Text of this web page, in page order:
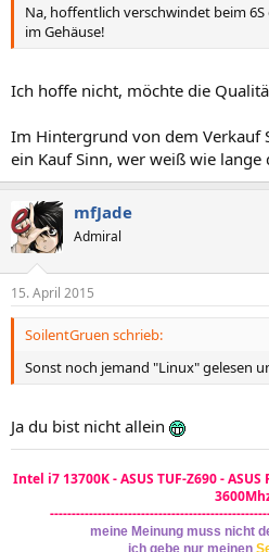
Na, hoffentlich verschwindet beim
im Gehäuse!
Ich hoffe nicht, möchte die
Im Hintergrund von dem Verkauf
ein Kauf Sinn, wer weiß wie lange
mfJade
Admiral
15. April 2015
SoilentGruen schrieb:
Sonst noch jemand "Linux" gelesen
Ja du bist nicht allein
Intel i7 13700K - ASUS TUF-Z690 - ASUS
meine Meinung muss nicht
ich gebe nur meinen